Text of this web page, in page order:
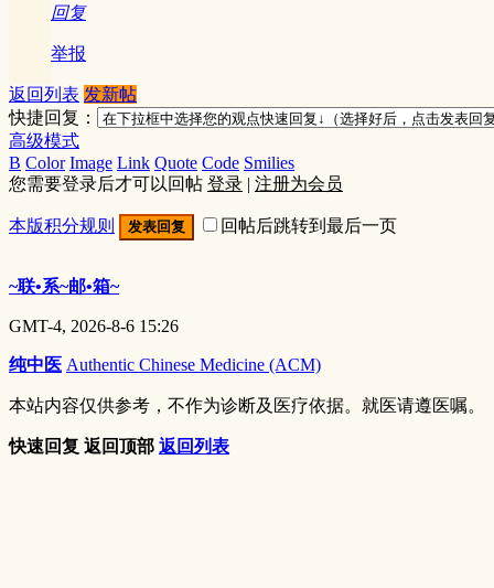
回复
举报
返回列表 发新帖
快捷回复：
高级模式
B Color Image Link Quote Code Smilies
您需要登录后才可以回帖 登录 | 注册为会员
本版积分规则 发表回复 回帖后跳转到最后一页
~联•系~邮•箱~
GMT-4, 2026-8-6 15:26
纯中医 Authentic Chinese Medicine (ACM)
本站内容仅供参考，不作为诊断及医疗依据。就医请遵医嘱。
快速回复 返回顶部 返回列表